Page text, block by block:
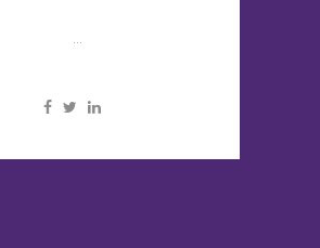
...